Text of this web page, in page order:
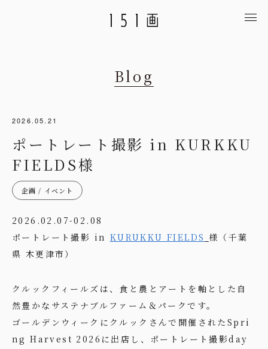
Blog
2026.05.21
ポートレート撮影 in KURKKU
FIELDS様
企画 / イベント
2026.02.07-02.08
ポートレート撮影 in KURUKKU FIELDS 様（千葉
県 木更津市）
クルックフィールズは、食と農とアートを軸とした自
然豊かなサステナブルファーム＆パークです。
ゴールデンウィークにクルックさんで開催されたSpri
ng Harvest 2026に出店し、ポートレート撮影day